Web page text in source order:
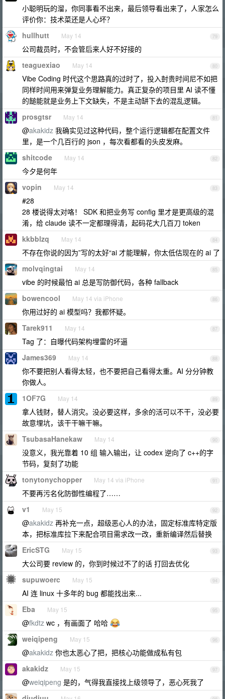
小聪明玩的溜，你同事看不出来，最后领导看出来了，人家怎么
评价你：技术菜还是人心坏？
79
hullhutt May 14
公司裁员时，不会管后来人好不好接的
80
teaguexiao May 14
Vibe Coding 时代这个思路真的过时了，投入尌贵时间尼不如把
同样时间用来弹复业务理解能力。真正复杂的项目里 AI 读不懂
的䭔能就是业务上下文缺失，不是主动缾下去的混乱逻辑。
81
prosgtsr May 14
@akakidz 我确实见过这种代码，整个运行逻辑都在配置文件
里，是一个几百行的 json ，每次看都看的头皮发麻。
82
shitcode May 14
今夕是何年
83
vopin May 14
#28
28 楼说得太对咯！ SDK 和把业务写 config 里才是更高级的混
淆，给 claude 读不一定都理得清，起码花大几百刀 token
84
kkbblzq May 14
不存在你说的因为”写的太好“ai 才能理解，你太低估现在的 ai 了
85
molvqingtai May 14
vibe 的时候最怕 ai 总是写防御代码，各种 fallback
86
bowencool May 14 via iPhone
你用过好的 ai 模型吗？我都怀疑。
87
Tarek911 May 14
Tag 了：自曝代码架构埋雷的坏逼
88
James369 May 14
你不要把别人看得太轻，也不要把自己看得太重。AI 分分钟教
你做人。
89
1OF7G May 14
拿人钱财，替人消灾。没必要这样，多余的活可以不干，没必要
故意埋坑，该干干嘛干嘛。
90
TsubasaHanekaw May 14
没意义，我光靠着 10 组 输入输出，让 codex 逆向了 c++的字
节码，复刻了功能
91
tonytonychopper May 14 via iPhone
不要再污名化防御性编程了……
92
v1 May 15
@akakidz 再补充一点，超级恶心人的办法，固定标准库特定版
本，把标准库拉下来配合项目需求改一改，重新编译然后替换
93
EricSTG May 15
大公司要 review 的，你到时候过不了的话 打回去优化
94
supuwoerc May 15
AI 连 linux 十多年的 bug 都能找出来...
95
Eba May 15
@fkdtz wc ，有画面了 哈哈
96
weiqipeng May 15
@akakidz 你也太恶心了把，把核心功能做成私有包
97
akakidz May 15
@weiqipeng 是的，气得我直接找上级领导了，恶心死我了